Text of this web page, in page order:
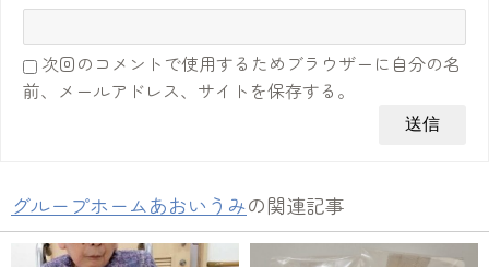
次回のコメントで使用するためブラウザーに自分の名
前、メールアドレス、サイトを保存する。
グループホームあおいうみの関連記事